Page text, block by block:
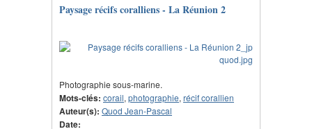
Paysage récifs coralliens - La Réunion 2
Photographie sous-marine.
Mots-clés: corail, photographie, récif corallien
Auteur(s): Quod Jean-Pascal
Date: